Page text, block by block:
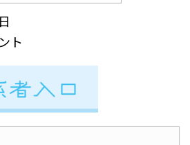
ト